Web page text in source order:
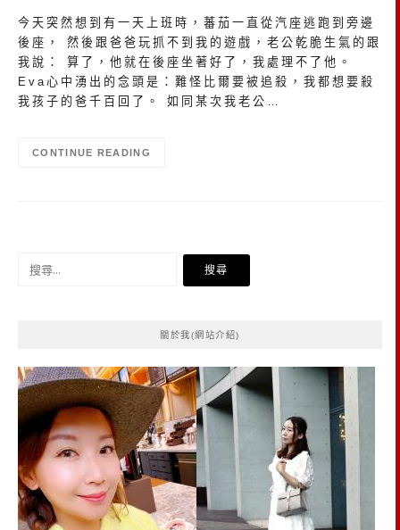
今天突然想到有一天上班時，蕃茄一直從汽座逃跑到旁邊
後座， 然後跟爸爸玩抓不到我的遊戲，老公乾脆生氣的跟
我說： 算了，他就在後座坐著好了，我處理不了他。
Eva心中湧出的念頭是：難怪比爾要被追殺，我都想要殺
我孩子的爸千百回了。 如同某次我老公…
CONTINUE READING
尋
關於我(網站介紹)